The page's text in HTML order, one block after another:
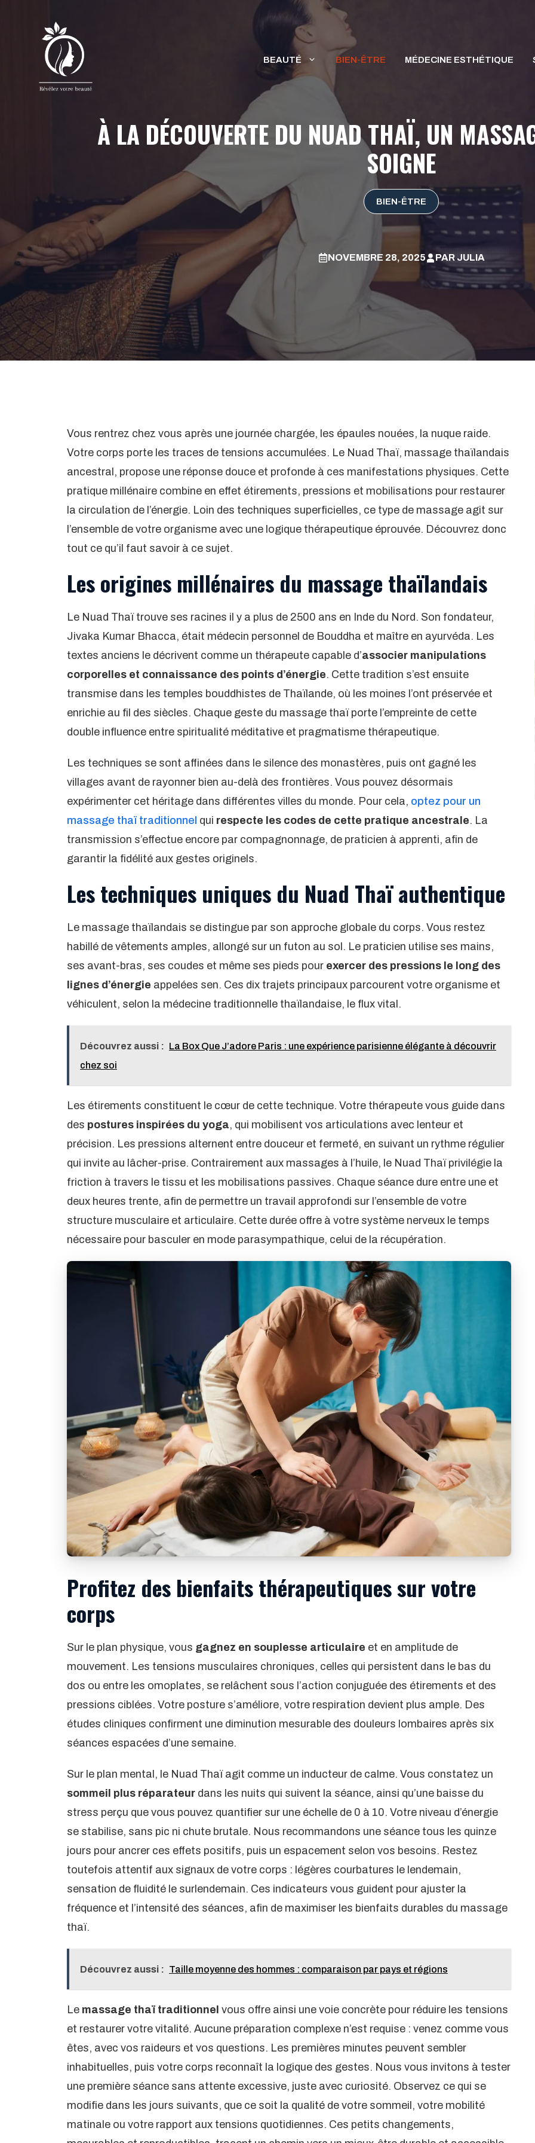
BEAUTÉ BIEN-ÊTRE MÉDECINE ESTHÉTIQUE
À LA DÉCOUVERTE DU NUAD THAÏ, UN
SOIGNE
BIEN-ÊTRE
NOVEMBRE 28, 2025 PAR JULIA
Vous rentrez chez vous après une journée chargée, les épaules nouées, la nuque raide.
Votre corps porte les traces de tensions accumulées. Le Nuad Thaï, massage thaïlandais
ancestral, propose une réponse douce et profonde à ces manifestations physiques. Cette
pratique millénaire combine en effet étirements, pressions et mobilisations pour restaurer
la circulation de l’énergie. Loin des techniques superficielles, ce type de massage agit sur
l’ensemble de votre organisme avec une logique thérapeutique éprouvée. Découvrez donc
tout ce qu’il faut savoir à ce sujet.
Les origines millénaires du massage thaïlandais
Le Nuad Thaï trouve ses racines il y a plus de 2500 ans en Inde du Nord. Son fondateur,
Jivaka Kumar Bhacca, était médecin personnel de Bouddha et maître en ayurvéda. Les
textes anciens le décrivent comme un thérapeute capable d’associer manipulations
corporelles et connaissance des points d’énergie. Cette tradition s’est ensuite
transmise dans les temples bouddhistes de Thaïlande, où les moines l’ont préservée et
enrichie au fil des siècles. Chaque geste du massage thaï porte l’empreinte de cette
double influence entre spiritualité méditative et pragmatisme thérapeutique.
Les techniques se sont affinées dans le silence des monastères, puis ont gagné les
villages avant de rayonner bien au-delà des frontières. Vous pouvez désormais
expérimenter cet héritage dans différentes villes du monde. Pour cela, optez pour un
massage thaï traditionnel qui respecte les codes de cette pratique ancestrale. La
transmission s’effectue encore par compagnonnage, de praticien à apprenti, afin de
garantir la fidélité aux gestes originels.
Les techniques uniques du Nuad Thaï authentique
Le massage thaïlandais se distingue par son approche globale du corps. Vous restez
habillé de vêtements amples, allongé sur un futon au sol. Le praticien utilise ses mains,
ses avant-bras, ses coudes et même ses pieds pour exercer des pressions le long des
lignes d’énergie appelées sen. Ces dix trajets principaux parcourent votre organisme et
véhiculent, selon la médecine traditionnelle thaïlandaise, le flux vital.
Découvrez aussi : La Box Que J’adore Paris : une expérience parisienne élégante à découvrir
chez soi
Les étirements constituent le cœur de cette technique. Votre thérapeute vous guide dans
des postures inspirées du yoga, qui mobilisent vos articulations avec lenteur et
précision. Les pressions alternent entre douceur et fermeté, en suivant un rythme régulier
qui invite au lâcher-prise. Contrairement aux massages à l’huile, le Nuad Thaï privilégie la
friction à travers le tissu et les mobilisations passives. Chaque séance dure entre une et
deux heures trente, afin de permettre un travail approfondi sur l’ensemble de votre
structure musculaire et articulaire. Cette durée offre à votre système nerveux le temps
nécessaire pour basculer en mode parasympathique, celui de la récupération.
Profitez des bienfaits thérapeutiques sur votre
corps
Sur le plan physique, vous gagnez en souplesse articulaire et en amplitude de
mouvement. Les tensions musculaires chroniques, celles qui persistent dans le bas du
dos ou entre les omoplates, se relâchent sous l’action conjuguée des étirements et des
pressions ciblées. Votre posture s’améliore, votre respiration devient plus ample. Des
études cliniques confirment une diminution mesurable des douleurs lombaires après six
séances espacées d’une semaine.
Sur le plan mental, le Nuad Thaï agit comme un inducteur de calme. Vous constatez un
sommeil plus réparateur dans les nuits qui suivent la séance, ainsi qu’une baisse du
stress perçu que vous pouvez quantifier sur une échelle de 0 à 10. Votre niveau d’énergie
se stabilise, sans pic ni chute brutale. Nous recommandons une séance tous les quinze
jours pour ancrer ces effets positifs, puis un espacement selon vos besoins. Restez
toutefois attentif aux signaux de votre corps : légères courbatures le lendemain,
sensation de fluidité le surlendemain. Ces indicateurs vous guident pour ajuster la
fréquence et l’intensité des séances, afin de maximiser les bienfaits durables du massage
thaï.
Découvrez aussi : Taille moyenne des hommes : comparaison par pays et régions
Le massage thaï traditionnel vous offre ainsi une voie concrète pour réduire les tensions
et restaurer votre vitalité. Aucune préparation complexe n’est requise : venez comme vous
êtes, avec vos raideurs et vos questions. Les premières minutes peuvent sembler
inhabituelles, puis votre corps reconnaît la logique des gestes. Nous vous invitons à tester
une première séance sans attente excessive, juste avec curiosité. Observez ce qui se
modifie dans les jours suivants, que ce soit la qualité de votre sommeil, votre mobilité
matinale ou votre rapport aux tensions quotidiennes. Ces petits changements,